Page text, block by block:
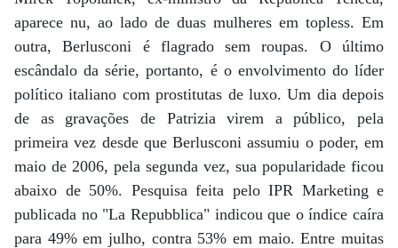
aparece nu, ao lado de duas mulheres em topless. Em
outra, Berlusconi é flagrado sem roupas. O último
escândalo da série, portanto, é o envolvimento do líder
político italiano com prostitutas de luxo. Um dia depois
de as gravações de Patrizia virem a público, pela
primeira vez desde que Berlusconi assumiu o poder, em
maio de 2006, pela segunda vez, sua popularidade ficou
abaixo de 50%. Pesquisa feita pelo IPR Marketing e
publicada no "La Repubblica" indicou que o índice caíra
para 49% em julho, contra 53% em maio. Entre muitas